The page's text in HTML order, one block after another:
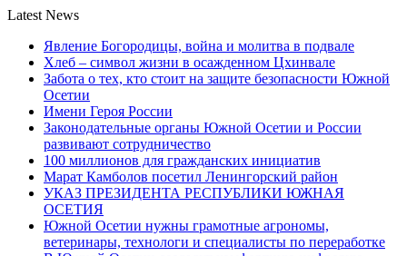
Latest News
Явление Богородицы, война и молитва в подвале
Хлеб – символ жизни в осажденном Цхинвале
Забота о тех, кто стоит на защите безопасности Южной
Осетии
Имени Героя России
Законодательные органы Южной Осетии и России
развивают сотрудничество
100 миллионов для гражданских инициатив
Марат Камболов посетил Ленингорский район
УКАЗ ПРЕЗИДЕНТА РЕСПУБЛИКИ ЮЖНАЯ
ОСЕТИЯ
Южной Осетии нужны грамотные агрономы,
ветеринары, технологи и специалисты по переработке